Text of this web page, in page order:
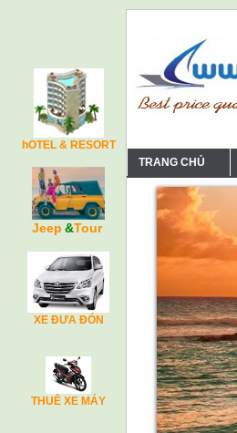
hOTEL & RESORT
Jeep &Tour
XE ĐƯA ĐÓN
THUÊ XE MÁY
TRANG CHỦ